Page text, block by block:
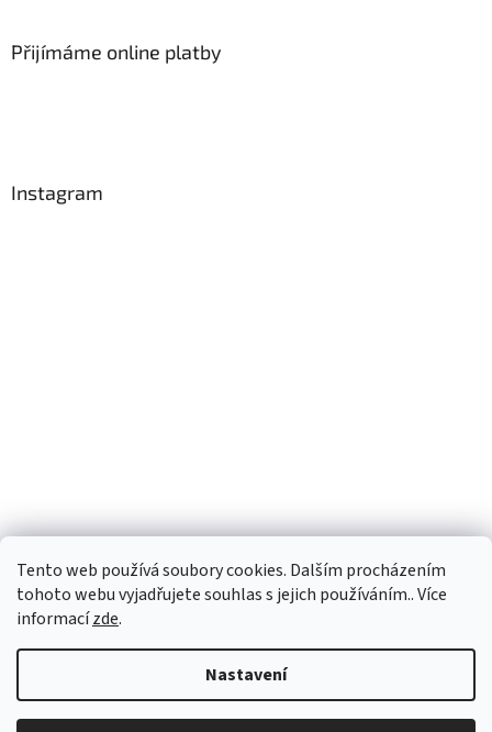
Tento web používá soubory cookies. Dalším procházením
tohoto webu vyjadřujete souhlas s jejich používáním.. Více
informacízde.
Nastavení
Přijímáme online platby
Instagram
Sledovat na Instagramu
Copyright 2026Personality e-shop. Všechna práva vyhrazena.